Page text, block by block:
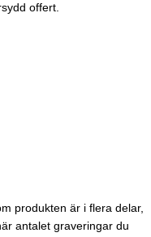
offert.
produkten är i flera delar,
antalet graveringar du